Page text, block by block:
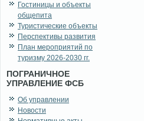
Гостиницы и объекты
общепита
Туристические объекты
Перспективы развития
План мероприятий по
туризму 2026-2030 гг.
ПОГРАНИЧНОЕ
УПРАВЛЕНИЕ ФСБ
Об управлении
Новости